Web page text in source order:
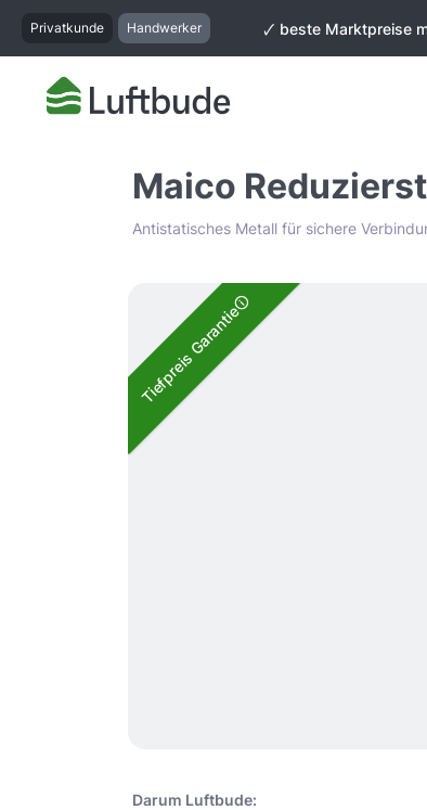
Zur Hauptnavigation springen
Privatkunde Handwerker 🗸 beste Marktpreise
Maico
Antistatisches Metall für sichere
Bildergalerie überspringen
Tiefpreis Garantie
Darum Luftbude: